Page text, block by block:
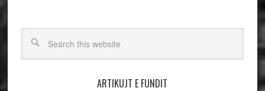
ARTIKUJT E FUNDIT